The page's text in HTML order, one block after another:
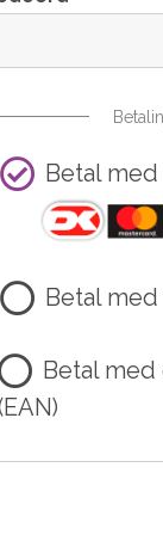
Betal
Betal
Betal